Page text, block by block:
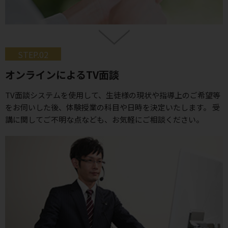
STEP.02
オンラインによるTV面談
TV面談システムを使用して、生徒様の現状や指導上のご希望等
をお伺いした後、体験授業の科目や日時を決定いたします。 受
講に関してご不明な点なども、お気軽にご相談ください。